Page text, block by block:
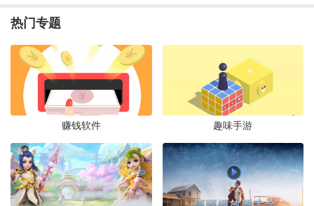
身道具模拟器
经营养成 / 1.04G/
lol亚索快乐风男模拟器官方版手游v0.5 安
卓版
益智休闲 / 99.2M/2026-07-22
小偷潜行模拟器手游最新版v1.0 安卓版
下载
热门专题
赚钱软件 趣味手游